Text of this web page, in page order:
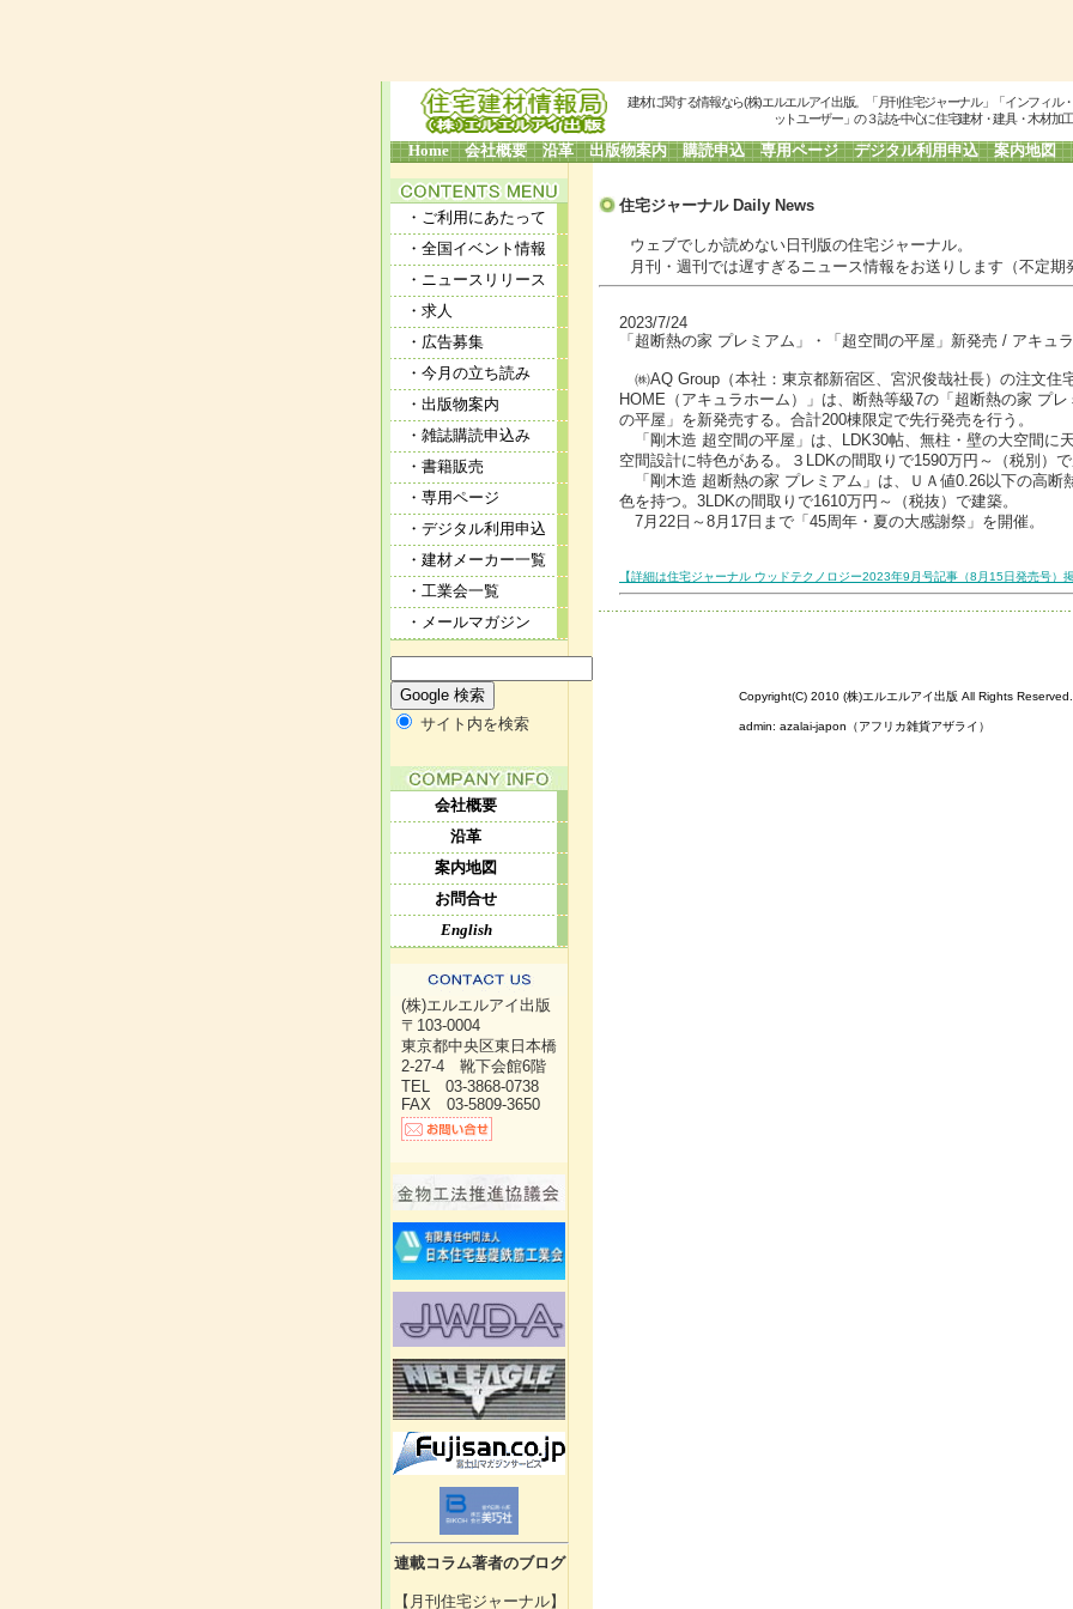
建材に関する情報なら(株)エルエルアイ出版。「月刊住宅ジャーナル」「インフィル
ットユーザー」の３誌を中心に住宅建材・建具・木材加
Home 会社概要 沿革 出版物案内 購読申込 専用ページ デジタル利用申込 案内地図
・ご利用にあたって
・全国イベント情報
・ニュースリリース
・求人
・広告募集
・今月の立ち読み
・出版物案内
・雑誌購読申込み
・書籍販売
・専用ページ
・デジタル利用申込
・建材メーカー一覧
・工業会一覧
・メールマガジン
サイト内を検索
会社概要
沿革
案内地図
お問合せ
English
(株)エルエルアイ出版
〒103-0004
東京都中央区東日本橋
2-27-4 靴下会館6階
TEL 03-3868-0738
FAX 03-5809-3650
連載コラム著者のブログ
【月刊住宅ジャーナル】
住宅ジャーナル Daily News
ウェブでしか読めない日刊版の住宅ジャーナル。
月刊・週刊では遅すぎるニュース情報をお送りします（不定期
2023/7/24
「超断熱の家 プレミアム」・「超空間の平屋」新発売 / アキュ
㈱AQ Group（本社：東京都新宿区、宮沢俊哉社長）の注文住
HOME（アキュラホーム）」は、断熱等級7の「超断熱の家 プ
の平屋」を新発売する。合計200棟限定で先行発売を行う。
「剛木造 超空間の平屋」は、LDK30帖、無柱・壁の大空間に
空間設計に特色がある。３LDKの間取りで1590万円～（税別）
「剛木造 超断熱の家 プレミアム」は、ＵＡ値0.26以下の高断
色を持つ。3LDKの間取りで1610万円～（税抜）で建築。
7月22日～8月17日まで「45周年・夏の大感謝祭」を開催。
【詳細は住宅ジャーナル ウッドテクノロジー2023年9月号記事（8月15日発売号）
Copyright(C) 2010 (株)エルエルアイ出版 All Rights Reserved.
admin: azalai-japon（アフリカ雑貨アザライ）